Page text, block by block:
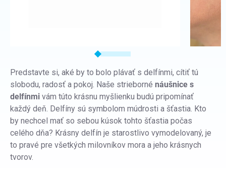
Predstavte si, aké by to bolo plávať s delfínmi, cítiť tú
slobodu, radosť a pokoj. Naše strieborné náušnice s
delfínmi vám túto krásnu myšlienku budú pripomínať
každý deň. Delfíny sú symbolom múdrosti a šťastia. Kto
by nechcel mať so sebou kúsok tohto šťastia počas
celého dňa? Krásny delfín je starostlivo vymodelovaný, je
to pravé pre všetkých milovníkov mora a jeho krásnych
tvorov.